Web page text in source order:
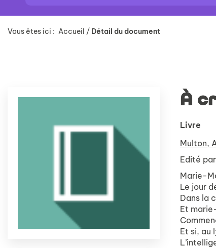
Vous êtes ici : Accueil / Détail du document
À
Livre
Multon,
Edité par
Marie-
Le jour
Dans la
Et
Et si, au